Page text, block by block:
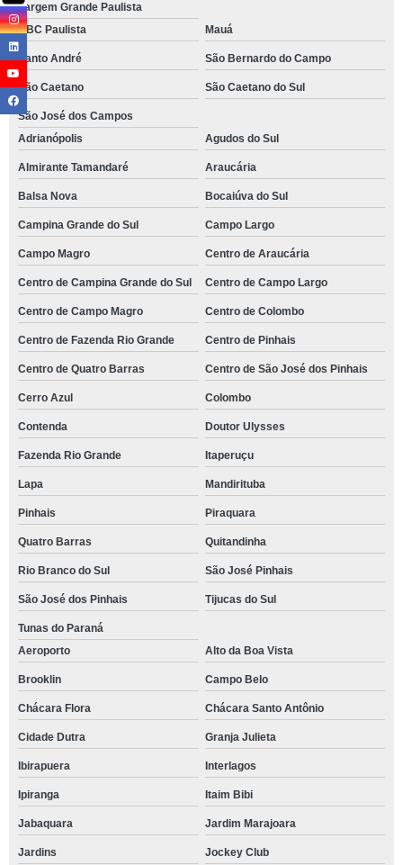
Vargem Grande Paulista
ABC Paulista
Mauá
Santo André São Bernardo do Campo
São Caetano São Caetano do Sul
São José dos Campos
Adrianópolis
Agudos do Sul
Almirante Tamandaré Araucária
Balsa Nova Bocaiúva do Sul
Campina Grande do Sul Campo Largo
Campo Magro Centro de Araucária
Centro de Campina Grande do Sul Centro de Campo Largo
Centro de Campo Magro Centro de Colombo
Centro de Fazenda Rio Grande Centro de Pinhais
Centro de Quatro Barras Centro de São José dos Pinhais
Cerro Azul Colombo
Contenda Doutor Ulysses
Fazenda Rio Grande Itaperuçu
Lapa Mandirituba
Pinhais Piraquara
Quatro Barras Quitandinha
Rio Branco do Sul São José Pinhais
São José dos Pinhais Tijucas do Sul
Tunas do Paraná
Aeroporto
Alto da Boa Vista
Brooklin Campo Belo
Chácara Flora Chácara Santo Antônio
Cidade Dutra Granja Julieta
Ibirapuera Interlagos
Ipiranga Itaim Bibi
Jabaquara Jardim Marajoara
Jardins Jockey Club